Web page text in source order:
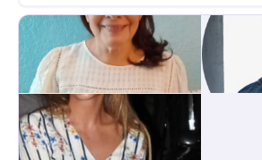
crea un espacio de verbalización libre y
esta conversación abierta y del trabajo
exploran las vivencias que aún
otorga un nuevo sentido y se transforma
emocional. De esta forma, los pacientes
claridad sobre sí mismos, reducen
sufrimiento y alcanzan cambios profundos
vida y relaciones personales.